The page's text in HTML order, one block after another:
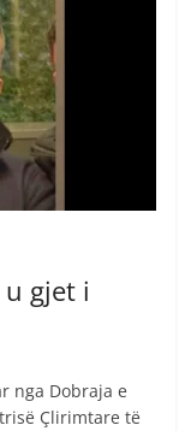
u gjet i
nga Dobraja e
Çlirimtare të